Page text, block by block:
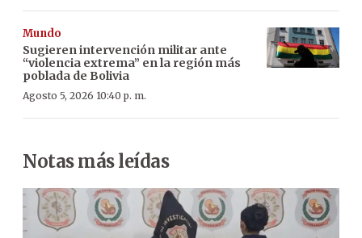
Mundo
Sugieren intervención militar ante
“violencia extrema” en la región más
poblada de Bolivia
Agosto 5, 2026 10:40 p. m.
Notas más leídas